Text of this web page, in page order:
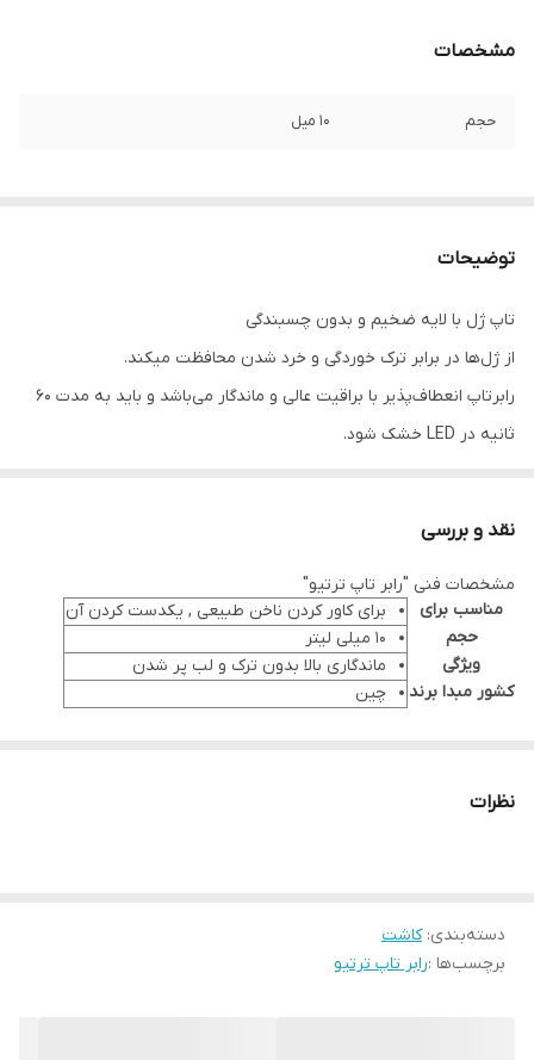
مشخصات
حجم 10 میل
توضیحات
تاپ ژل با لایه ضخیم و بدون چسبندگی
از ژل‌ها در برابر ترک خوردگی و خرد شدن محافظت میکند.
رابرتاپ انعطاف‌پذیر با براقیت عالی و ماندگار می‌باشد و باید به مدت ۶۰
ثانیه در LED خشک شود.
نقد و بررسی
مشخصات فنی "رابر تاپ ترتیو"
مناسب برای
برای کاور کردن ناخن طبیعی , یکدست کردن آن
حجم
10 میلی لیتر
ویژگی
ماندگاری بالا بدون ترک و لب پر شدن
کشور مبدا برند
چین
نظرات
دسته‌بندی:کاشت
برچسب‌ها :رابر تاپ ترتیو